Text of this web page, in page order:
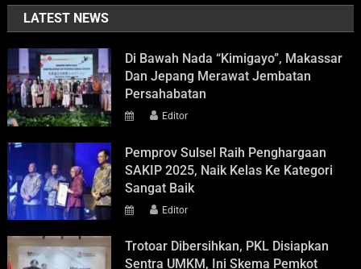
LATEST NEWS
Di Bawah Nada “Kimigayo”, Makassar
Dan Jepang Merawat Jembatan
Persahabatan
Editor
Pemprov Sulsel Raih Penghargaan
SAKIP 2025, Naik Kelas Ke Kategori
Sangat Baik
Editor
Trotoar Dibersihkan, PKL Disiapkan
Sentra UMKM, Ini Skema Pemkot